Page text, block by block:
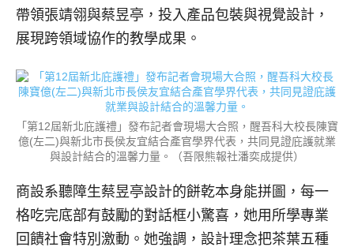
帶領張靖翎與蔡昱亭，投入產品包裝與視覺設計，
展現跨領域協作的教學成果。
「第12屆新北庇護禮」發布記者會現場大合照，醒吾科大校長陳寶
億(左二)與新北市長侯友宜結合產官學界代表，共同見證庇護就業
與設計結合的溫馨力量。（吾限熊報社潘奕成提供）
商設系聽障生蔡昱亭設計的餅乾本身能拼圖，每一
格吃完底部有鼓勵的對話框小驚喜，她用所學專業
回饋社會特別激動。她強調，設計理念把茶葉五種